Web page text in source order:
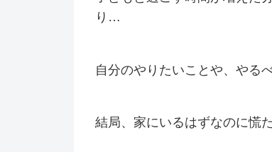
り…
自分のやりたいことや、やる
結局、家にいるはずなのに慌